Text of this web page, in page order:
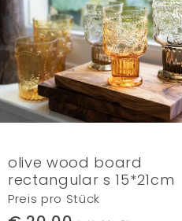
olive wood board
rectangular s 15*21cm
Preis pro Stück